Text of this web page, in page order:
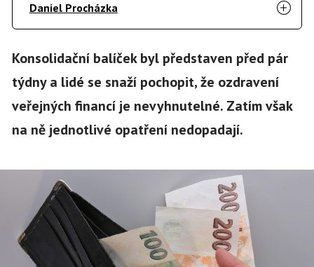
Daniel Procházka
Konsolidační balíček byl představen před pár
týdny a lidé se snaží pochopit, že ozdravení
veřejných financí je nevyhnutelné. Zatím však
na ně jednotlivé opatření nedopadají.